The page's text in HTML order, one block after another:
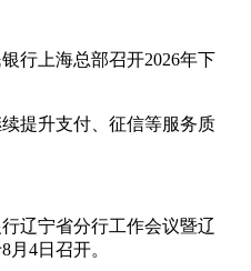
行上海总部召开2026年下
提升支付、征信等服务质
辽宁省分行工作会议暨辽
4日召开。